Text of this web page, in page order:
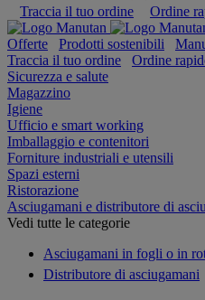
Traccia il tuo ordine
Ordine
Offerte Prodotti sostenibili
Traccia il tuo ordine
Ordine
Sicurezza e salute
Magazzino
Igiene
Ufficio e smart working
Imballaggio e contenitori
Forniture industriali e utensili
Spazi esterni
Ristorazione
Asciugamani e distributore di
Vedi tutte le categorie
Asciugamani in fogli o in
Distributore di asciugamani